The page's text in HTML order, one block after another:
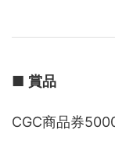
■ 賞品
CGC商品券